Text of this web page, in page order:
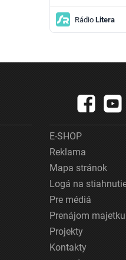
RádioLitera
E-SHOP
Reklama
Mapa stránok
Logá na
Pre médiá
Prenájom majetku
Projekty
Kontakty